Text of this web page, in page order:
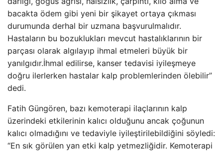
bacakta ödem gibi yeni bir şikayet ortaya çıkması
durumunda derhal bir uzmana başvurulmalıdır.
Hastaların bu bozuklukları mevcut hastalıklarının bir
parçası olarak algılayıp ihmal etmeleri büyük bir
yanılgıdır.İhmal edilirse, kanser tedavisi iyileşmeye
doğru ilerlerken hastalar kalp problemlerinden ölebilir”
dedi.
Fatih Güngören, bazı kemoterapi ilaçlarının kalp
üzerindeki etkilerinin kalıcı olduğunu ancak çoğunun
kalıcı olmadığını ve tedaviyle iyileştirilebildiğini söyledi:
“En sık görülen yan etki kalp yetmezliğidir. Kemoterapi